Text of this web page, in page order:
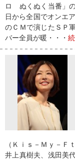
ロ ぬくぬく当番」
日から全国でオンエ
のＣＭで演じたＳＰ
バー全員が暖・・・
（Ｋｉｓ－Ｍｙ－Ｆ
井上真樹夫、浅田美